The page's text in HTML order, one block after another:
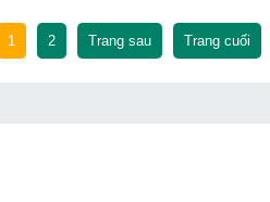
1 2 Trang sau Trang cuối